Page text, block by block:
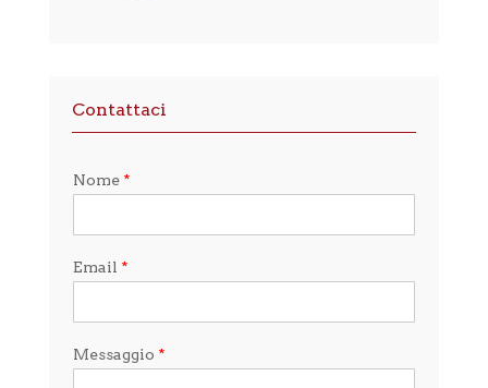
Contattaci
Nome *
Email *
Messaggio *